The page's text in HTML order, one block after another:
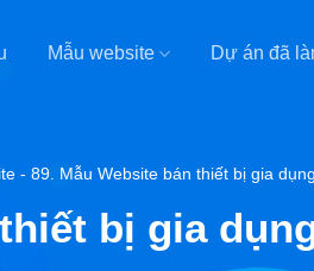
Mẫu website Dự án đã
- 89. Mẫu Website bán thiết bị gia
bị gia